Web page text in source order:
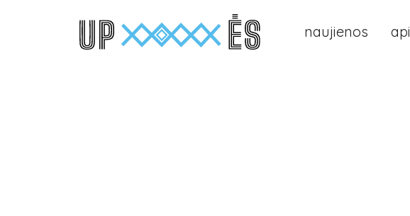
Main Navigation naujienos